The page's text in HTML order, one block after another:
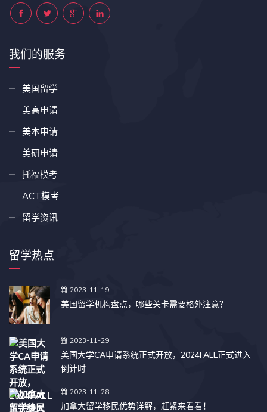
我们的服务
美国留学
美高申请
美本申请
美研申请
托福模考
ACT模考
留学资讯
留学热点
2023-11-19
美国留学机构盘点，哪些关卡需要格外注意？
2023-11-29
美国大学CA申请系统正式开放，2024FALL正式进入
倒计时.
2023-11-28
加拿大留学移民优势详解，赶紧来看看！